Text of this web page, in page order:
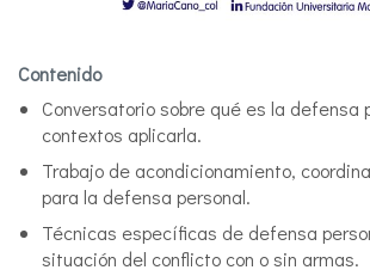
Contenido
Conversatorio sobre qué es la defensa
contextos aplicarla.
Trabajo de acondicionamiento,
para la defensa personal.
Técnicas específicas de defensa
situación del conflicto con o sin armas.